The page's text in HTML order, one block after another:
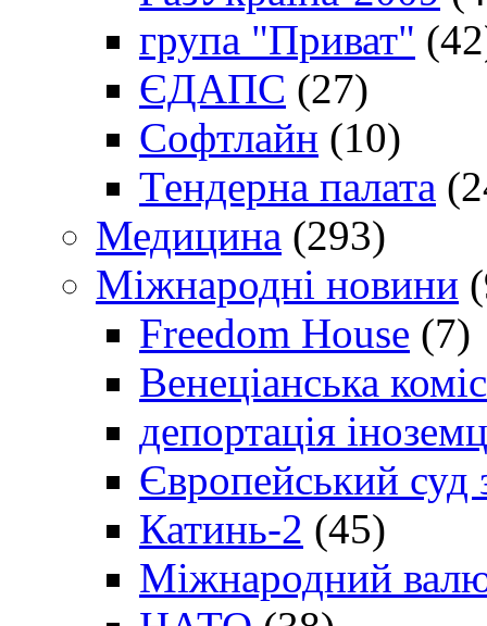
група "Приват"
ЄДАПС (27)
Софтлайн (10)
Тендерна палата
Медицина (293)
Міжнародні новини
Freedom House (7)
Венеціанська
депортація
Європейський
Катинь-2 (45)
Міжнародний